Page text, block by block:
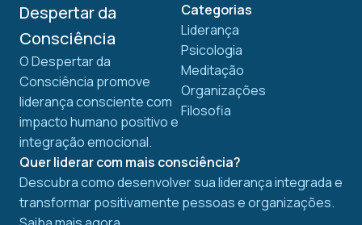
Despertar da
Consciência
O Despertar da
Consciência promove
liderança consciente com
impacto humano positivo e
integração emocional.
Categorias
Liderança
Psicologia
Meditação
Organizações
Filosofia
Quer liderar com mais consciência?
Descubra como desenvolver sua liderança integrada e
transformar positivamente pessoas e organizações.